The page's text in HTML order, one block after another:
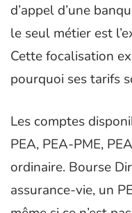
d’appel d’une
le seul métier est
Cette focalisation
pourquoi ses tarifs
Les comptes
PEA, PEA-PME,
ordinaire. Bourse
assurance-vie, un